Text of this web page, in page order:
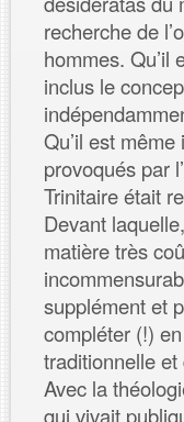
recherche de
hommes.
inclus le
Qu’il est
provoqués par
Trinitaire était
Devant
matière très
supplément et
compléter (!)
traditionnelle
Avec la
qui vivait